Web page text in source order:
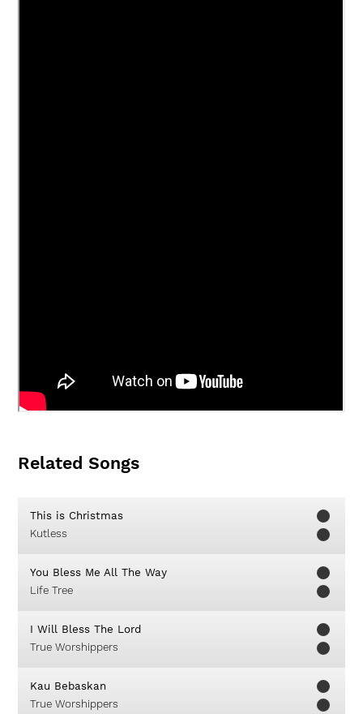
Related Songs
This is Christmas
Kutless
You Bless Me All The Way
Life Tree
I Will Bless The Lord
True Worshippers
Kau Bebaskan
True Worshippers